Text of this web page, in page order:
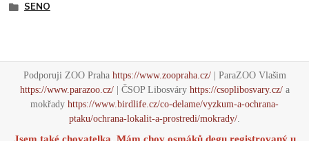
SENO
Podporuji ZOO Praha https://www.zoopraha.cz/| ParaZOO Vlašim
https://www.parazoo.cz/| ČSOP Libosváry https://csoplibosvary.cz/a
mokřady https://www.birdlife.cz/co-delame/vyzkum-a-ochrana-
ptaku/ochrana-lokalit-a-prostredi/mokrady/